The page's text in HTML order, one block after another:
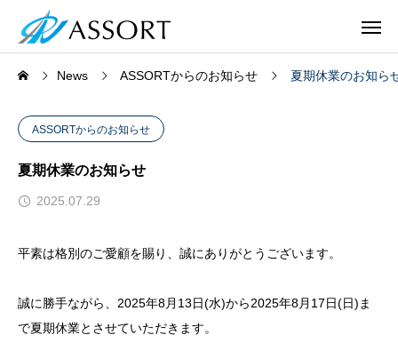
News ASSORTからのお知らせ 夏期休業のお知ら
ASSORTからのお知らせ
夏期休業のお知らせ
2025.07.29
平素は格別のご愛顧を賜り、誠にありがとうございます。
誠に勝手ながら、2025年8月13日(水)から2025年8月17日(日)ま
で夏期休業とさせていただきます。